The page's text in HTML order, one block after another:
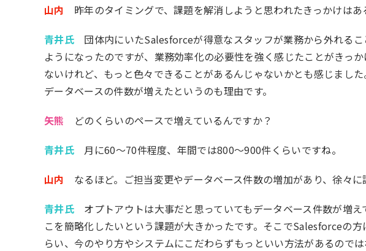
山内
昨年のタイミングで、課題を解消しようと思われたきっかけはあ
青井氏団体内にいたSalesforceが得意なスタッフが業務から外れるこ
ようになったのですが、業務効率化の必要性を強く感じたことがきっ
ないけれど、もっと色々できることがあるんじゃないかとも感じまし
データベースの件数が増えたというのも理由です。
矢熊 どのくらいのペースで増えているんですか？
青井氏月に60～70件程度、年間では800～900件くらいですね。
山内
なるほど。ご担当変更やデータベース件数の増加があり、徐々に
青井氏オプトアウトは大事だと思っていてもデータベース件数が増え
こを簡略化したいという課題が大きかったです。そこでSalesforceの
らい、今のやり方やシステムにこだわらずもっといい方法があるので